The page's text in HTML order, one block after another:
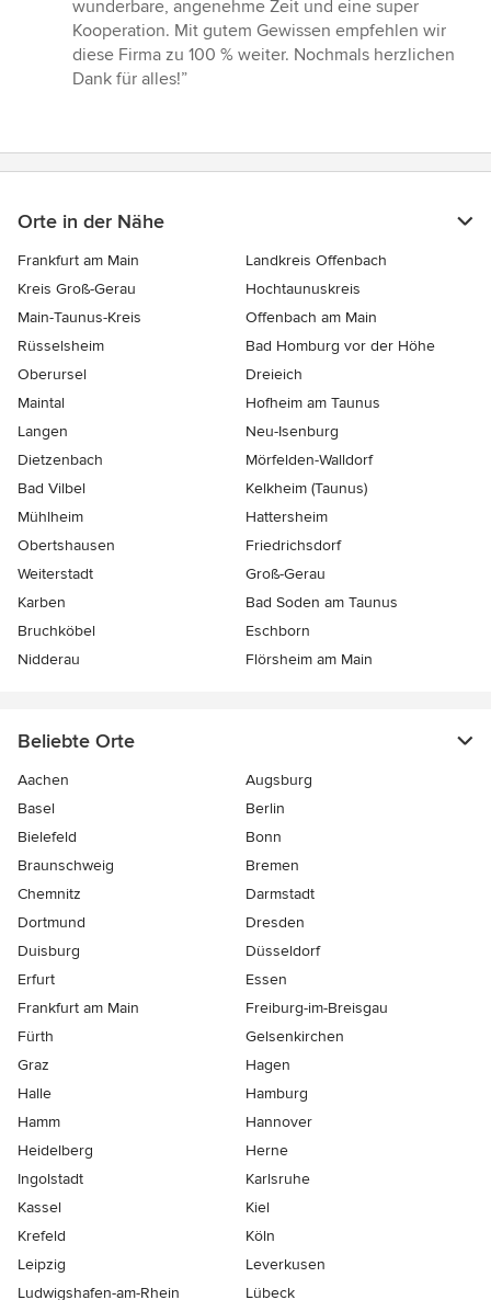
wunderbare, angenehme Zeit und eine super
Kooperation. Mit gutem Gewissen empfehlen wir
diese Firma zu 100 % weiter. Nochmals herzlichen
Dank für alles!”
Orte in der Nähe
Frankfurt am Main
Landkreis Offenbach
Kreis Groß-Gerau
Hochtaunuskreis
Main-Taunus-Kreis
Offenbach am Main
Rüsselsheim
Bad Homburg vor der Höhe
Oberursel
Dreieich
Maintal
Hofheim am Taunus
Langen
Neu-Isenburg
Dietzenbach
Mörfelden-Walldorf
Bad Vilbel
Kelkheim (Taunus)
Mühlheim
Hattersheim
Obertshausen
Friedrichsdorf
Weiterstadt
Groß-Gerau
Karben
Bad Soden am Taunus
Bruchköbel
Eschborn
Nidderau
Flörsheim am Main
Beliebte Orte
Aachen
Augsburg
Basel
Berlin
Bielefeld
Bonn
Braunschweig
Bremen
Chemnitz
Darmstadt
Dortmund
Dresden
Duisburg
Düsseldorf
Erfurt
Essen
Frankfurt am Main
Freiburg-im-Breisgau
Fürth
Gelsenkirchen
Graz
Hagen
Halle
Hamburg
Hamm
Hannover
Heidelberg
Herne
Ingolstadt
Karlsruhe
Kassel
Kiel
Krefeld
Köln
Leipzig
Leverkusen
Ludwigshafen-am-Rhein
Lübeck